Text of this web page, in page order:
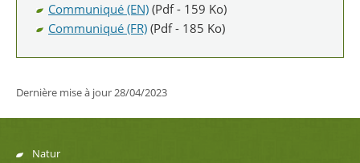
Communiqué (EN) (Pdf - 159 Ko)
Communiqué (FR) (Pdf - 185 Ko)
Dernière mise à jour 28/04/2023
Natur